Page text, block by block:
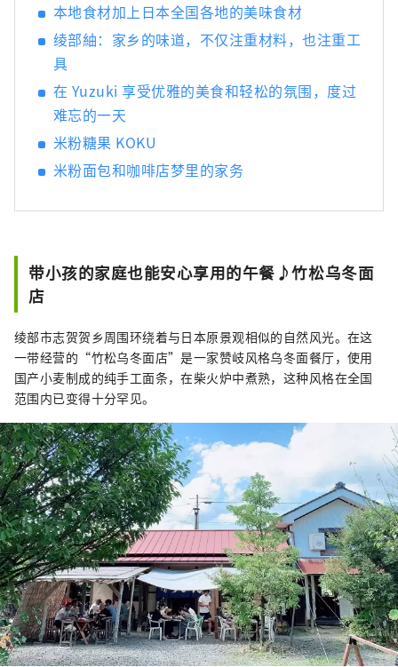
本地食材加上日本全国各地的美味食材
绫部紬：家乡的味道，不仅注重材料，也注重工
具
在 Yuzuki 享受优雅的美食和轻松的氛围，度过
难忘的一天
米粉糖果 KOKU
米粉面包和咖啡店梦里的家务
带小孩的家庭也能安心享用的午餐♪竹松乌冬面
店
绫部市志贺贺乡周围环绕着与日本原景观相似的自然风光。在这
一带经营的“竹松乌冬面店”是一家赞岐风格乌冬面餐厅，使用
国产小麦制成的纯手工面条，在柴火炉中煮熟，这种风格在全国
范围内已变得十分罕见。